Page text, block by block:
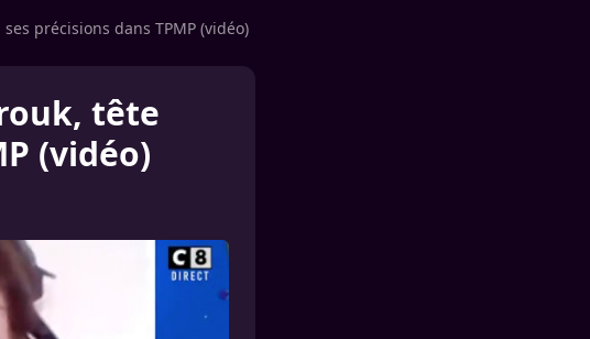
précisions dans TPMP (vidéo)
tête
(vidéo)